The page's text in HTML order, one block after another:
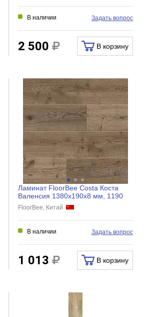
В наличии Задать вопрос
2 500 В корзину
Ламинат FloorBee Costa Коста
Валенсия 1380х190х8 мм, 1190
FloorBee, Китай
В наличии Задать вопрос
1 013 В корзину